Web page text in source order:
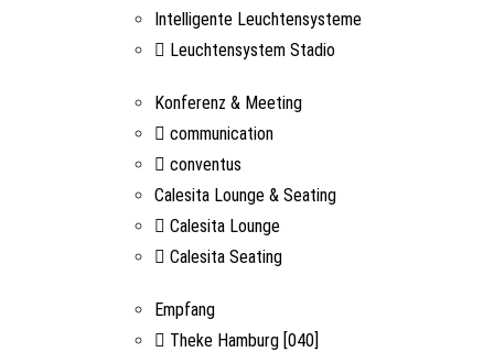
Intelligente Leuchtensysteme
Leuchtensystem Stadio
Konferenz & Meeting
communication
conventus
Calesita Lounge & Seating
Calesita Lounge
Calesita Seating
Empfang
Theke Hamburg [040]